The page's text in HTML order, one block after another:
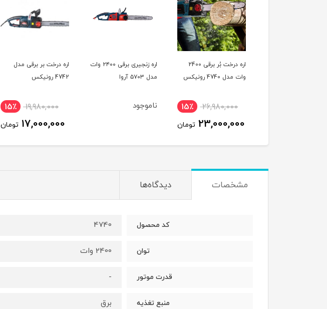
اره درخت بُر برقی 2400
وات مدل 4740 رونیکس
26,980,000 15٪
23,000,000 تومان
اره زنجیری برقی ۲۴۰۰ وات
مدل ۵۷۰۳ آروا
ناموجود
اره درخت بر برقی مدل
4742 رونیکس
19,980,000 15٪
17,000,000 تومان
مشخصات دیدگاه‌ها
کد محصول 4740
توان 2400 وات
قدرت موتور -
منبع تغذیه برق